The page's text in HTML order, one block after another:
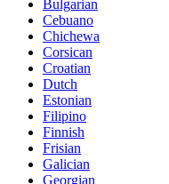
Bulgarian
Cebuano
Chichewa
Corsican
Croatian
Dutch
Estonian
Filipino
Finnish
Frisian
Galician
Georgian